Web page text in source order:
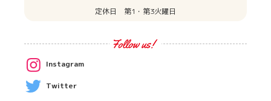
定休日 第1・第3火曜日
Instagram
Twitter